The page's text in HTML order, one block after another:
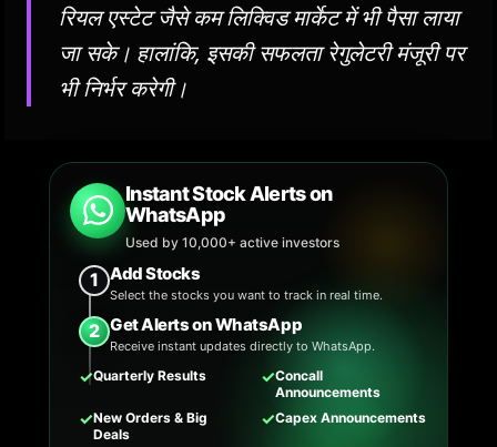
रियल एस्टेट जैसे कम लिक्विड मार्केट में भी पैसा लाया
जा सके। हालांकि, इसकी सफलता रेगुलेटरी मंजूरी पर
भी निर्भर करेगी।
Instant Stock Alerts on
WhatsApp
Used by 10,000+ active investors
1 Add Stocks
Select the stocks you want to track in real time.
2 Get Alerts on WhatsApp
Receive instant updates directly to WhatsApp.
✓Quarterly Results ✓Concall
Announcements
✓New Orders & Big
Deals
✓Capex Announcements